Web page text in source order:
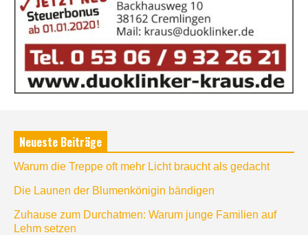
Neueste Beiträge
Warum die Treppe oft mehr Licht braucht als gedacht
Die Launen der Blumenkönigin bändigen
Zuhause zum Durchatmen: Warum junge Familien auf
Lehm setzen